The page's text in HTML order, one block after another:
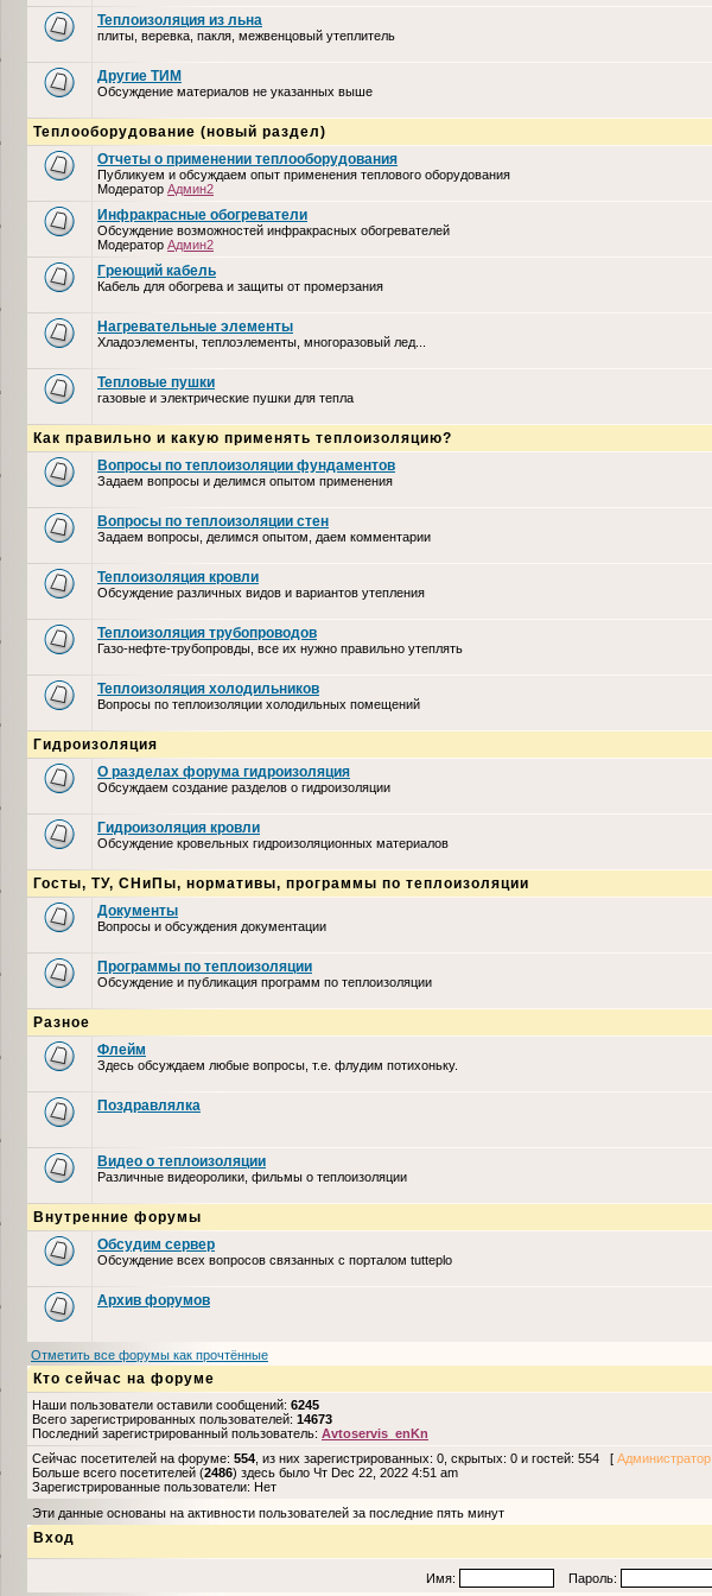
Теплоизоляция из льна
плиты, веревка, пакля, межвенцовый утеплитель
Другие ТИМ
Обсуждение материалов не указанных выше
Теплооборудование (новый раздел)
Отчеты о применении теплооборудования
Публикуем и обсуждаем опыт применения теплового оборудования
Модератор Админ2
Инфракрасные обогреватели
Обсуждение возможностей инфракрасных обогревателей
Модератор Админ2
Греющий кабель
Кабель для обогрева и защиты от промерзания
Нагревательные элементы
Хладоэлементы, теплоэлементы, многоразовый лед...
Тепловые пушки
газовые и электрические пушки для тепла
Как правильно и какую применять теплоизоляцию?
Вопросы по теплоизоляции фундаментов
Задаем вопросы и делимся опытом применения
Вопросы по теплоизоляции стен
Задаем вопросы, делимся опытом, даем комментарии
Теплоизоляция кровли
Обсуждение различных видов и вариантов утепления
Теплоизоляция трубопроводов
Газо-нефте-трубопровды, все их нужно правильно утеплять
Теплоизоляция холодильников
Вопросы по теплоизоляции холодильных помещений
Гидроизоляция
О разделах форума гидроизоляция
Обсуждаем создание разделов о гидроизоляции
Гидроизоляция кровли
Обсуждение кровельных гидроизоляционных материалов
Госты, ТУ, СНиПы, нормативы, программы по теплоизоляции
Документы
Вопросы и обсуждения документации
Программы по теплоизоляции
Обсуждение и публикация программ по теплоизоляции
Разное
Флейм
Здесь обсуждаем любые вопросы, т.е. флудим потихоньку.
Поздравлялка
Видео о теплоизоляции
Различные видеоролики, фильмы о теплоизоляции
Внутренние форумы
Обсудим сервер
Обсуждение всех вопросов связанных с порталом tutteplo
Архив форумов
Отметить все форумы как прочтённые
Кто сейчас на форуме
Наши пользователи оставили сообщений: 6245
Всего зарегистрированных пользователей: 14673
Последний зарегистрированный пользователь: Avtoservis_enKn
Сейчас посетителей на форуме: 554 , из них зарегистрированных: 0, скрытых: 0 и гостей: 554 [ Администратор
Больше всего посетителей (2486) здесь было Чт Dec 22, 2022 4:51 am
Зарегистрированные пользователи: Нет
Эти данные основаны на активности пользователей за последние пять минут
Вход
Имя: Пароль: